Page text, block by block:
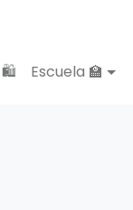
🛍️ Escuela 🏫